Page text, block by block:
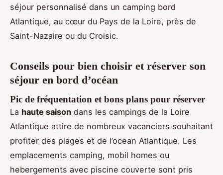
séjour personnalisé dans un camping bord
Atlantique, au cœur du Pays de la Loire, près de
Saint-Nazaire ou du Croisic.
Conseils pour bien choisir et réserver son
séjour en bord d’océan
Pic de fréquentation et bons plans pour réserver
La haute saison dans les campings de la Loire
Atlantique attire de nombreux vacanciers souhaitant
profiter des plages et de l’ocean Atlantique. Les
emplacements camping, mobil homes ou
hebergements avec piscine couverte sont pris